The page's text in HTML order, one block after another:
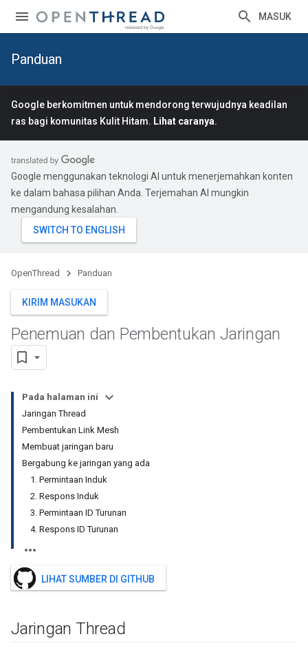
MASUK
Panduan
Google berkomitmen untuk mendorong terwujudnya keadilan
ras bagi komunitas Kulit Hitam. Lihat caranya.
Google menggunakan teknologi AI untuk menerjemahkan konten
ke dalam bahasa pilihan Anda. Terjemahan AI mungkin
mengandung kesalahan.
OpenThread Panduan
KIRIM MASUKAN
Penemuan dan Pembentukan Jaringan
Pada halaman ini
Jaringan Thread
Pembentukan Link Mesh
Membuat jaringan baru
Bergabung ke jaringan yang ada
1. Permintaan Induk
2. Respons Induk
3. Permintaan ID Turunan
4. Respons ID Turunan
LIHAT SUMBER DI GITHUB
Jaringan Thread